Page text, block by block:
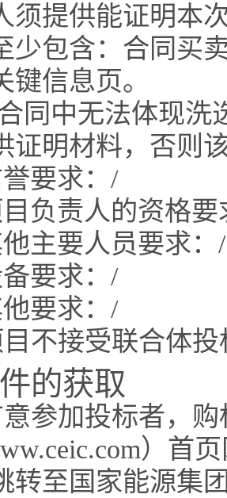
须提供能证明本
少包含：合同买
信息页。
同中无法体现洗
证明材料，否则
誉要求：/
目负责人的资格
他主要人员要求：/
备要求：/
他要求：/
不接受联合体投
的获取
参加投标者，
）首
转至国家能源集